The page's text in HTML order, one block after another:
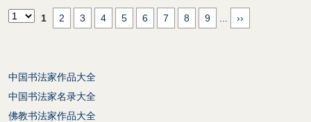
1 2 3 4 5 6 7 8 9 ››
中国书法家作品大全
中国书法家名录大全
佛教书法家作品大全